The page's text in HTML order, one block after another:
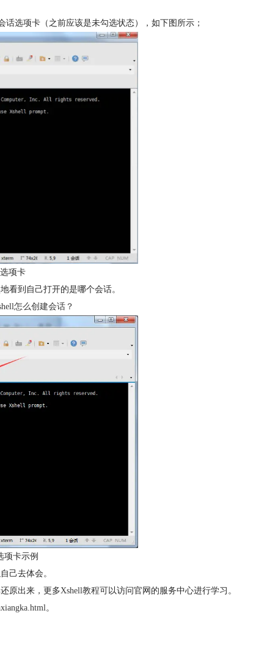
选项卡（之前应该是未勾选状态），如下图所示；
项卡
看到自己打开的是哪个会话。
怎么创建会话？
项卡示例
己去体会。
原出来，更多Xshell教程可以访问官网的服务中心进行学习。
。